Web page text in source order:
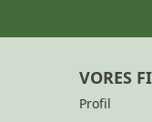
VORES
Profil